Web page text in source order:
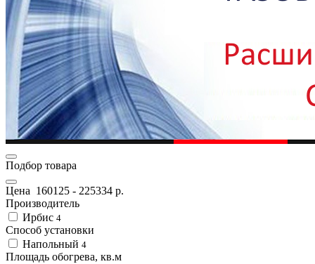
Подбор товара
Цена 160125 - 225334 р.
Производитель
Ирбис 4
Способ установки
Напольный 4
Площадь обогрева, кв.м